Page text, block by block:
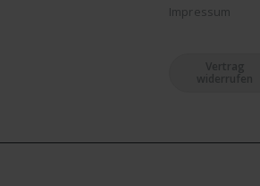
Impressum
Vertrag
widerrufen